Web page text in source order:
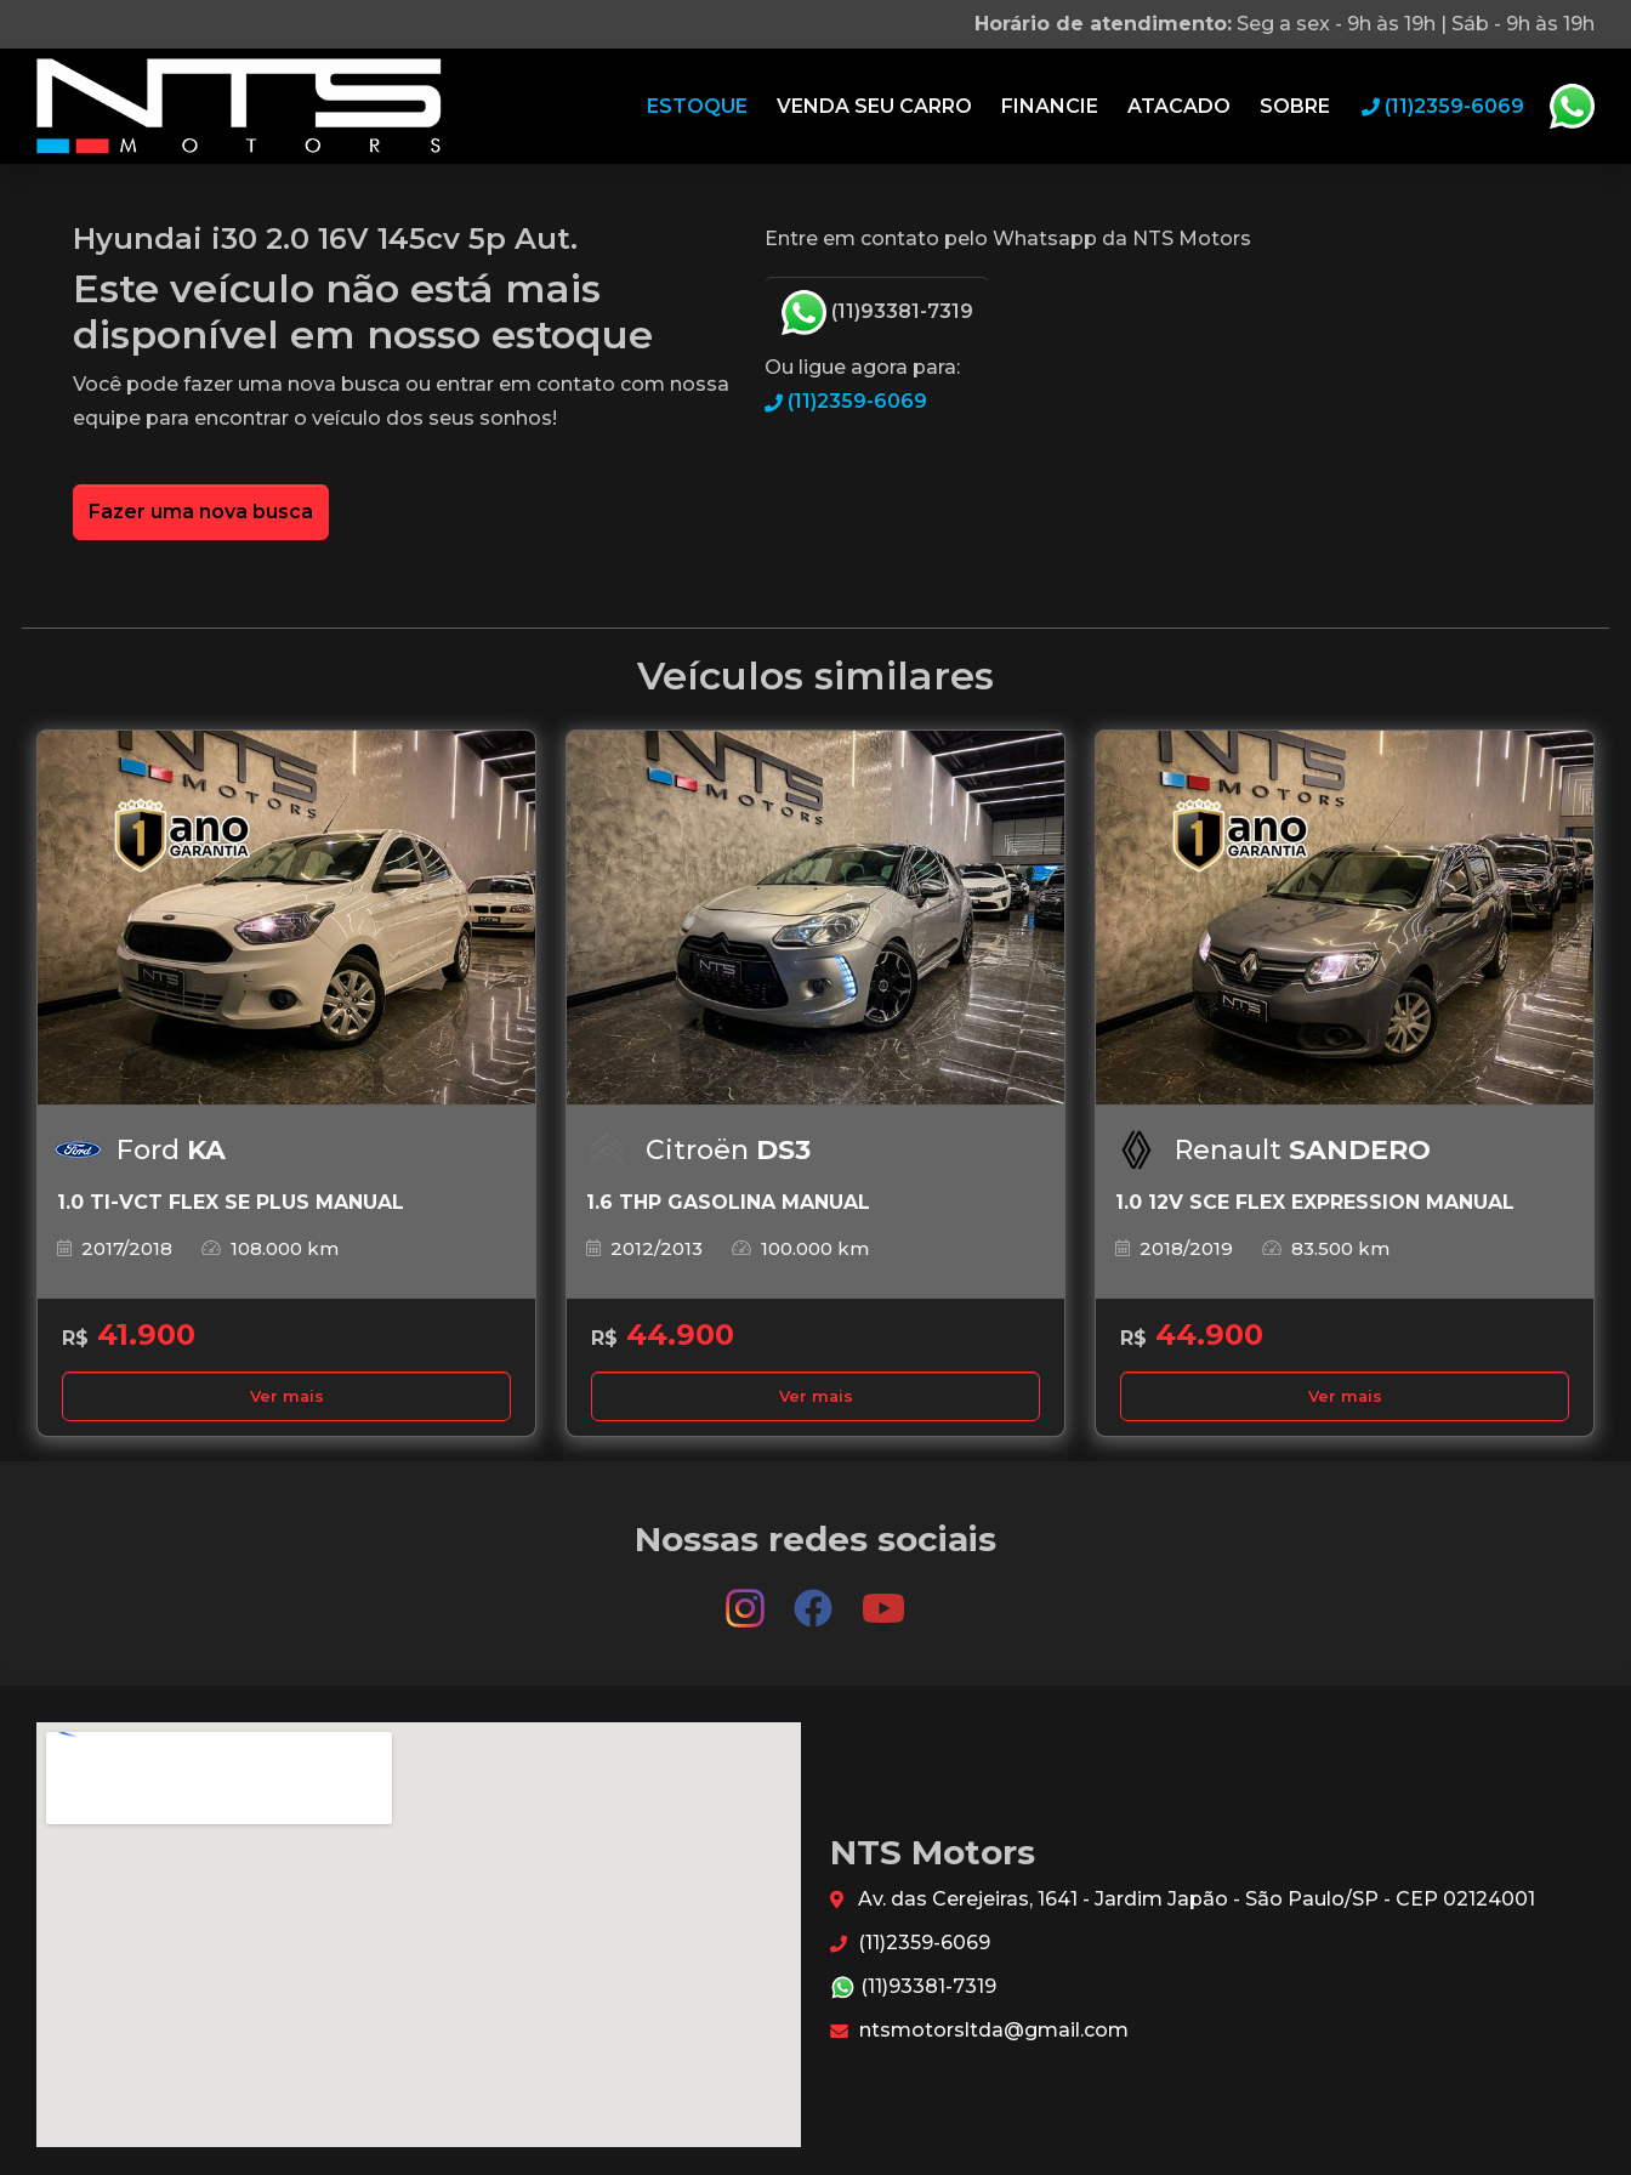
Horário de atendimento: Seg a sex - 9h às 19h | Sáb - 9h às 19h
ESTOQUE VENDA SEU CARRO FINANCIE ATACADO SOBRE (11)2359-6069
Hyundai i30 2.0 16V 145cv 5p Aut.
Este veículo não está mais
disponível em nosso estoque
Você pode fazer uma nova busca ou entrar em contato com nossa
equipe para encontrar o veículo dos seus sonhos!
Fazer uma nova busca
Entre em contato pelo Whatsapp da NTS Motors
(11)93381-7319
Ou ligue agora para:
(11)2359-6069
Veículos similares
Ford KA
1.0 TI-VCT FLEX SE PLUS MANUAL
2017/2018
108.000 km
R$ 41.900
Ver mais
Citroën DS3
1.6 THP GASOLINA MANUAL
2012/2013
100.000 km
R$ 44.900
Ver mais
Renault SANDERO
1.0 12V SCE FLEX EXPRESSION MANUAL
2018/2019
83.500 km
R$ 44.900
Ver mais
Nossas redes sociais
NTS Motors
Av. das Cerejeiras, 1641 - Jardim Japão - São Paulo/SP - CEP 02124001
(11)2359-6069
(11)93381-7319
ntsmotorsltda@gmail.com